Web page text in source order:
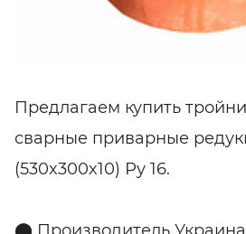
Предлагаем купить
сварные приварные
(530x300x10) Ру 16.